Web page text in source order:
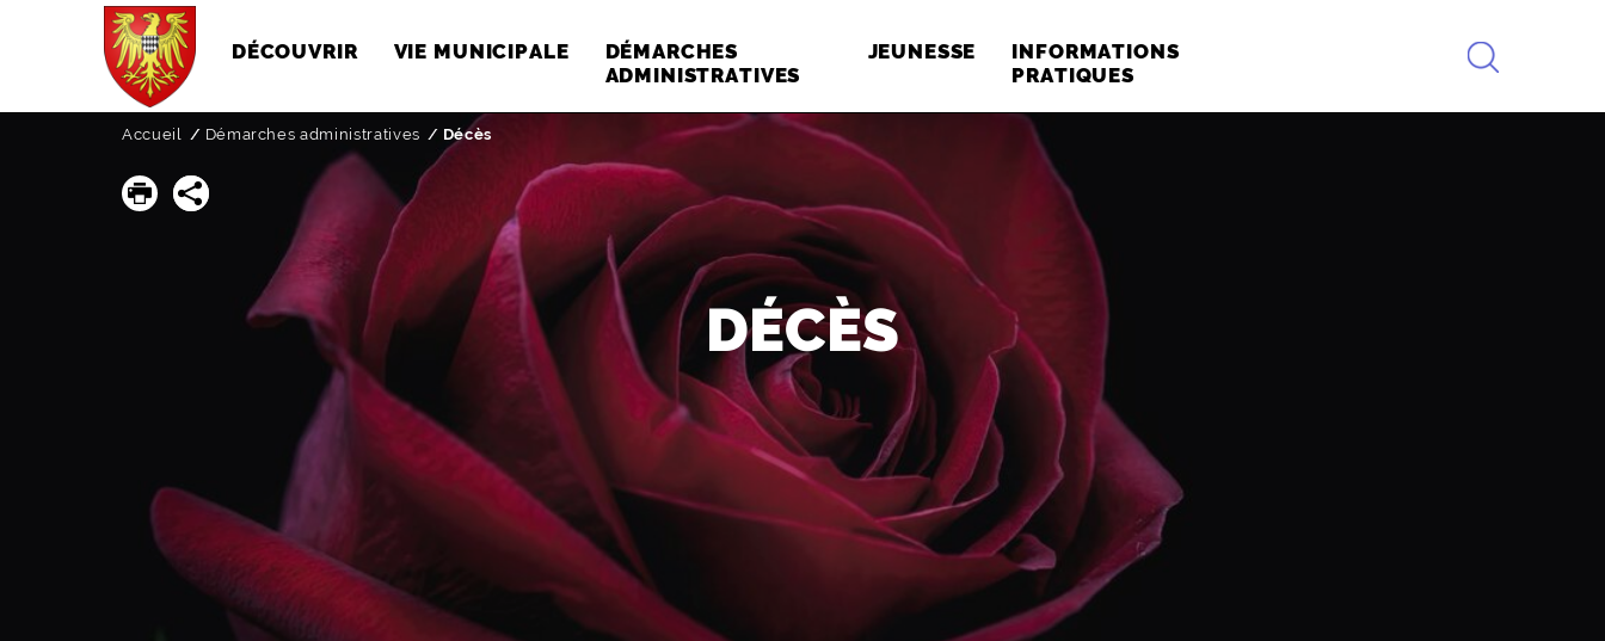
DÉCOUVRIR VIE MUNICIPALE
DÉMARCHES
ADMINISTRATIVES
JEUNESSE
INFORMATIONS
PRATIQUES
Accueil Démarches administratives Page active :
Décès
DÉCÈS